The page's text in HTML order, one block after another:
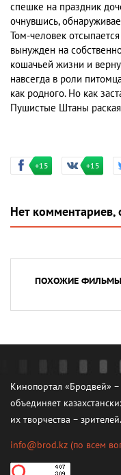
спешке на праздник
очнувшись,
Том-человек
вынужден на
кошачьей жизни и
навсегда в роли
как родного. Но как
Пушистые Штаны
+15 +15
Нет комментариев,
ПОХОЖИЕ ФИЛЬМЫ
Кинопортал «Бродвей»
объединяет
их творчества – зрителей.
info@brod.kz (по всем